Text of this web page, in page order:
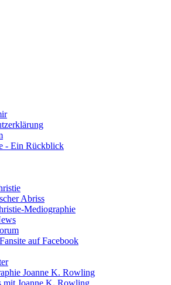
- Ein Rückblick
Abriss
Mediographie
auf Facebook
Joanne K. Rowling
mit Joanne K. Rowling